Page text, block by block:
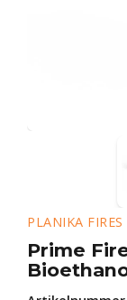
PLANIKA FIRES
Prime